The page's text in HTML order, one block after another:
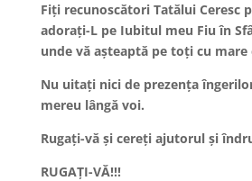
Fiţi recunoscători Tatălui Ceresc
adoraţi-L pe Iubitul meu Fiu în
unde vă aşteaptă pe toţi cu mare
Nu uitaţi nici de prezenţa
mereu lângă voi.
Rugaţi-vă şi cereţi ajutorul şi
RUGAŢI-VĂ!!!